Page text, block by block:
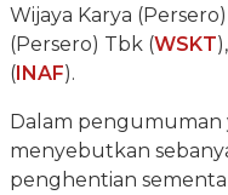
Wijaya Karya
(Persero) Tbk (WSKT
(INAF).
Dalam pengumuman
menyebutkan
penghentian